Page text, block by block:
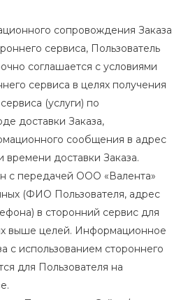
сопровождения Заказа
сервиса, Пользователь
соглашается с условиями
сервиса в целях получения
(услуги) по
доставки Заказа,
сообщения в адрес
времени доставки Заказа.
с передачей ООО «Валента»
(ФИО Пользователя, адрес
в сторонний сервис для
выше целей. Информационное
с использованием стороннего
для Пользователя на